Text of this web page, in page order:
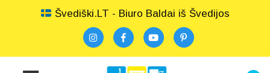
Švediški.LT - Biuro Baldai iš Švedijos